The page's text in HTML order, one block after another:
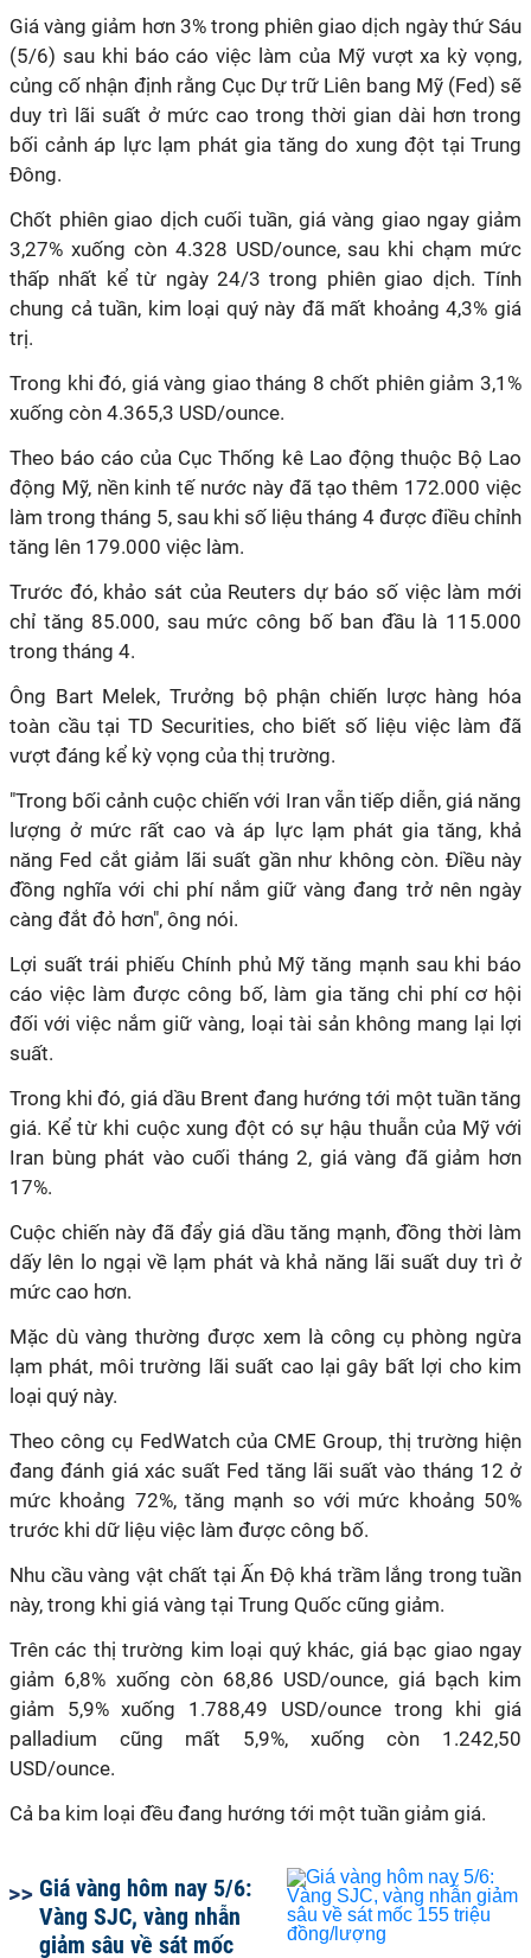
Giá vàng giảm hơn 3% trong phiên giao dịch ngày thứ Sáu
(5/6) sau khi báo cáo việc làm của Mỹ vượt xa kỳ vọng,
củng cố nhận định rằng Cục Dự trữ Liên bang Mỹ (Fed) sẽ
duy trì lãi suất ở mức cao trong thời gian dài hơn trong
bối cảnh áp lực lạm phát gia tăng do xung đột tại Trung
Đông.
Chốt phiên giao dịch cuối tuần, giá vàng giao ngay giảm
3,27% xuống còn 4.328 USD/ounce, sau khi chạm mức
thấp nhất kể từ ngày 24/3 trong phiên giao dịch. Tính
chung cả tuần, kim loại quý này đã mất khoảng 4,3% giá
trị.
Trong khi đó, giá vàng giao tháng 8 chốt phiên giảm 3,1%
xuống còn 4.365,3 USD/ounce.
Theo báo cáo của Cục Thống kê Lao động thuộc Bộ Lao
động Mỹ, nền kinh tế nước này đã tạo thêm 172.000 việc
làm trong tháng 5, sau khi số liệu tháng 4 được điều chỉnh
tăng lên 179.000 việc làm.
Trước đó, khảo sát của Reuters dự báo số việc làm mới
chỉ tăng 85.000, sau mức công bố ban đầu là 115.000
trong tháng 4.
Ông Bart Melek, Trưởng bộ phận chiến lược hàng hóa
toàn cầu tại TD Securities, cho biết số liệu việc làm đã
vượt đáng kể kỳ vọng của thị trường.
"Trong bối cảnh cuộc chiến với Iran vẫn tiếp diễn, giá năng
lượng ở mức rất cao và áp lực lạm phát gia tăng, khả
năng Fed cắt giảm lãi suất gần như không còn. Điều này
đồng nghĩa với chi phí nắm giữ vàng đang trở nên ngày
càng đắt đỏ hơn", ông nói.
Lợi suất trái phiếu Chính phủ Mỹ tăng mạnh sau khi báo
cáo việc làm được công bố, làm gia tăng chi phí cơ hội
đối với việc nắm giữ vàng, loại tài sản không mang lại lợi
suất.
Trong khi đó, giá dầu Brent đang hướng tới một tuần tăng
giá. Kể từ khi cuộc xung đột có sự hậu thuẫn của Mỹ với
Iran bùng phát vào cuối tháng 2, giá vàng đã giảm hơn
17%.
Cuộc chiến này đã đẩy giá dầu tăng mạnh, đồng thời làm
dấy lên lo ngại về lạm phát và khả năng lãi suất duy trì ở
mức cao hơn.
Mặc dù vàng thường được xem là công cụ phòng ngừa
lạm phát, môi trường lãi suất cao lại gây bất lợi cho kim
loại quý này.
Theo công cụ FedWatch của CME Group, thị trường hiện
đang đánh giá xác suất Fed tăng lãi suất vào tháng 12 ở
mức khoảng 72%, tăng mạnh so với mức khoảng 50%
trước khi dữ liệu việc làm được công bố.
Nhu cầu vàng vật chất tại Ấn Độ khá trầm lắng trong tuần
này, trong khi giá vàng tại Trung Quốc cũng giảm.
Trên các thị trường kim loại quý khác, giá bạc giao ngay
giảm 6,8% xuống còn 68,86 USD/ounce, giá bạch kim
giảm 5,9% xuống 1.788,49 USD/ounce trong khi giá
palladium cũng mất 5,9%, xuống còn 1.242,50
USD/ounce.
Cả ba kim loại đều đang hướng tới một tuần giảm giá.
Giá vàng hôm nay 5/6:
Vàng SJC, vàng nhẫn
giảm sâu về sát mốc